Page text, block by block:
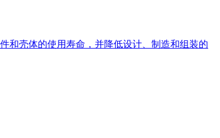
的使用寿命，并降低设计、制造和组装的